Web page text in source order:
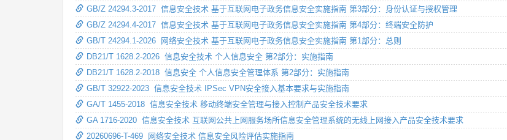
GB/Z 24294.3-2017 信息安全技术 基于互联网电子政务信息安全实施指南 第3部分：身份认证与授权管理
GB/Z 24294.4-2017 信息安全技术 基于互联网电子政务信息安全实施指南 第4部分：终端安全防护
GB/T 24294.1-2026 网络安全技术 基于互联网电子政务信息安全实施指南 第1部分：总则
DB21/T 1628.2-2026 信息安全技术 个人信息安全 第2部分：实施指南
DB21/T 1628.2-2018 信息安全 个人信息安全管理体系 第2部分：实施指南
GB/T 32922-2023 信息安全技术 IPSec VPN安全接入基本要求与实施指南
GA/T 1455-2018 信息安全技术 移动终端安全管理与接入控制产品安全技术要求
GA 1716-2020 信息安全技术 互联网公共上网服务场所信息安全管理系统的无线上网接入产品安全技术要求
20260696-T-469 网络安全技术 信息安全风险评估实施指南